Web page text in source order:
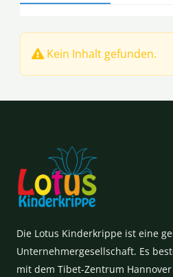
Kein Inhalt gefunden.
Die Lotus Kinderkrippe ist eine
Unternehmergesellschaft. Es
mit dem Tibet-Zentrum